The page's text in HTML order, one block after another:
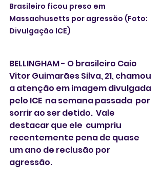
Brasileiro ficou preso em
Massachusetts por agressão (Foto:
Divulgação ICE)
BELLINGHAM - O brasileiro Caio
Vitor Guimarães Silva, 21, chamou
a atenção em imagem divulgada
pelo ICE  na semana passada  por
sorrir ao ser detido.  Vale
destacar que ele  cumpriu
recentemente pena de quase
um ano de reclusão por
agressão.